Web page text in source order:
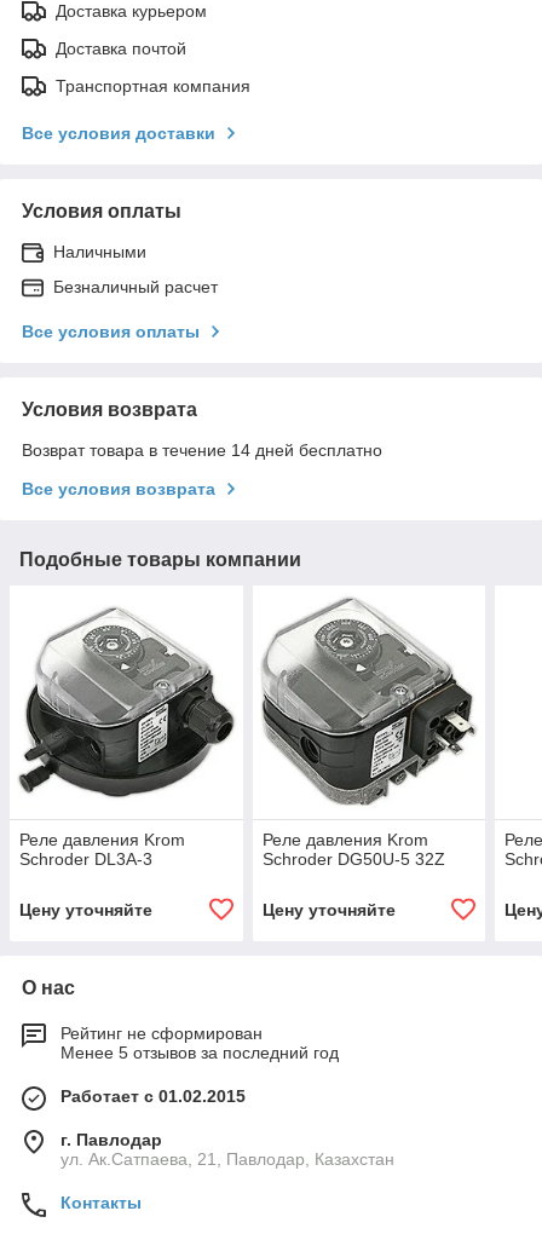
Доставка курьером
Доставка почтой
Транспортная компания
Все условия доставки
Условия оплаты
Наличными
Безналичный расчет
Все условия оплаты
Условия возврата
Возврат товара в течение 14 дней бесплатно
Все условия возврата
Подобные товары компании
Реле давления Krom
Schroder DL3A-3
Цену уточняйте
Реле давления Krom
Schroder DG50U-5 32Z
Цену уточняйте
О нас
Рейтинг не сформирован
Менее 5 отзывов за последний год
Работает с 01.02.2015
г. Павлодар
ул. Ак.Сатпаева, 21, Павлодар, Казахстан
Контакты